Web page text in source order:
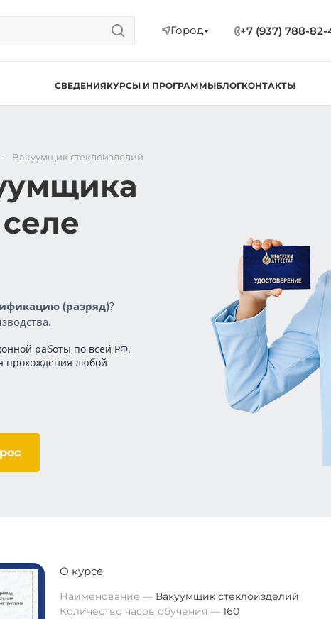
Город +7 (937) 788-82-
СВЕДЕНИЯКУРСЫ И ПРОГРАММЫБЛОГКОНТАКТЫ
Вакуумщик стеклоизделий
(разряд)?
работы по всей РФ.
прохождения любой
О курсе
Наименование
Вакуумщик стеклоизделий
Количество часов обучения
160